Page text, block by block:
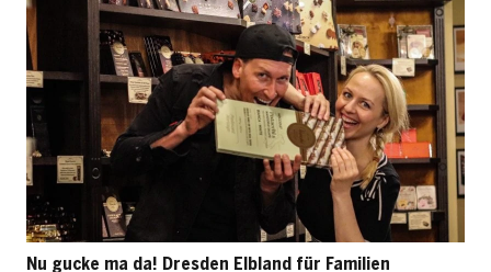
Nu gucke ma da! Dresden Elbland für Familien